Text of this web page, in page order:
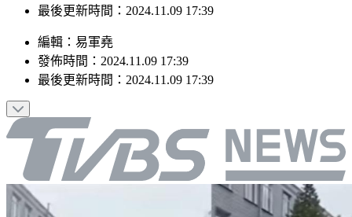
發佈時間：2024.11.09 17:39
最後更新時間：2024.11.09 17:39